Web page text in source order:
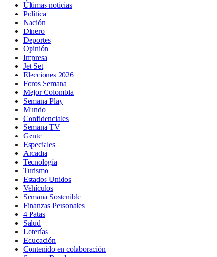
Últimas noticias
Política
Nación
Dinero
Deportes
Opinión
Impresa
Jet Set
Elecciones 2026
Foros Semana
Mejor Colombia
Semana Play
Mundo
Confidenciales
Semana TV
Gente
Especiales
Arcadia
Tecnología
Turismo
Estados Unidos
Vehículos
Semana Sostenible
Finanzas Personales
4 Patas
Salud
Loterías
Educación
Contenido en colaboración